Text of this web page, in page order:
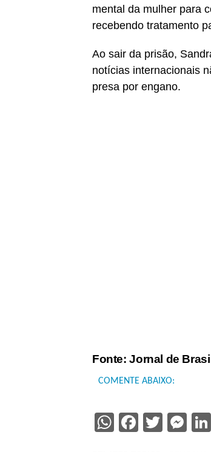
mental da mulher para
recebendo tratamento
Ao sair da prisão,
notícias internacionais
presa por engano.
Fonte: Jornal de
COMENTE ABAIXO:
WhatsApp